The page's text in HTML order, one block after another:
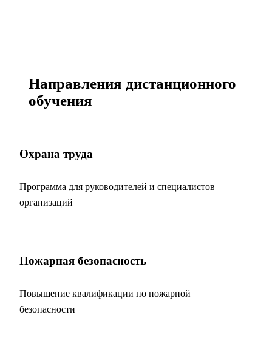
Направления дистанционного
обучения
Охрана труда
Программа для руководителей и специалистов
организаций
Пожарная безопасность
Повышение квалификации по пожарной
безопасности